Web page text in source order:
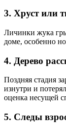
3. Хруст или
Личинки жука
доме, особенно
4. Дерево
Поздняя стадия
изнутри и
оценка несущей
5. Следы